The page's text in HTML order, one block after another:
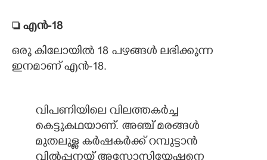
 എൻ-18
ഒരു കിലോയിൽ 18 പഴങ്ങൾ ലഭിക്കുന്ന
ഇനമാണ് എൻ-18.
വിപണിയിലെ വിലത്തകർച്ച
കെട്ടുകഥയാണ്. അഞ്ച് മരങ്ങൾ
മുതലുള്ള കർഷകർക്ക് റമ്പുട്ടാൻ